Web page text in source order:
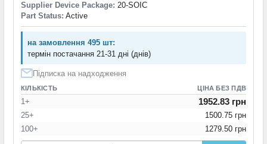
Supplier Device Package: 20-SOIC
Part Status: Active
на замовлення 495 шт:
термін постачання 21-31 дні (днів)
Підписка на надходження
КІЛЬКІСТЬ ЦІНА БЕЗ ПДВ
1+ 1952.83 грн
25+
1500.75 грн
100+
1279.50 грн